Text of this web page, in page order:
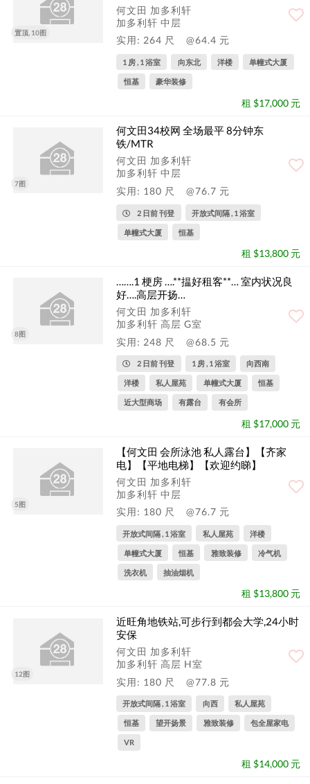
置顶, 10图
何文田 加多利轩
加多利轩 中层
实用: 264 尺
@64.4 元
1 房 , 1 浴室 向东北 洋楼 单幢式大厦
恒基 豪华装修
租 $17,000 元
7图
何文田34校网 全场最平 8分钟东
铁/MTR
何文田 加多利轩
加多利轩 中层
实用: 180 尺
@76.7 元
2 日前 刊登 开放式间隔 , 1 浴室
单幢式大厦 恒基
租 $13,800 元
8图
…….1 梗房 ….**揾好租客**… 室内状况良
好….高层开扬…
何文田 加多利轩
加多利轩 高层 G室
实用: 248 尺
@68.5 元
2 日前 刊登 1 房 , 1 浴室 向西南
洋楼 私人屋苑 单幢式大厦 恒基
近大型商场 有露台 有会所
租 $17,000 元
5图
【何文田 会所泳池 私人露台】【齐家
电】【平地电梯】【欢迎约睇】
何文田 加多利轩
加多利轩 中层
实用: 180 尺
@76.7 元
开放式间隔 , 1 浴室 私人屋苑 洋楼
单幢式大厦 恒基 雅致装修 冷气机
洗衣机 抽油烟机
租 $13,800 元
12图
近旺角地铁站,可步行到都会大学,24小时
安保
何文田 加多利轩
加多利轩 高层 H室
实用: 180 尺
@77.8 元
开放式间隔 , 1 浴室 向西 私人屋苑
恒基 望开扬景 雅致装修 包全屋家电
VR
租 $14,000 元